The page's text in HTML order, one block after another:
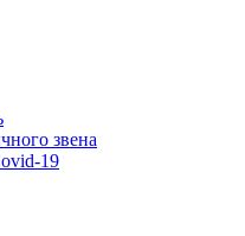
звена
19